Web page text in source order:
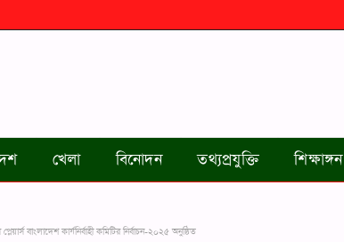
খেলা বিনোদন তথ্যপ্রযুক্তি শিক্ষাঙ্গন
বাংলাদেশ কার্যনির্বাহী কমিটির নির্বাচন-২০২৫ অনুষ্ঠিত